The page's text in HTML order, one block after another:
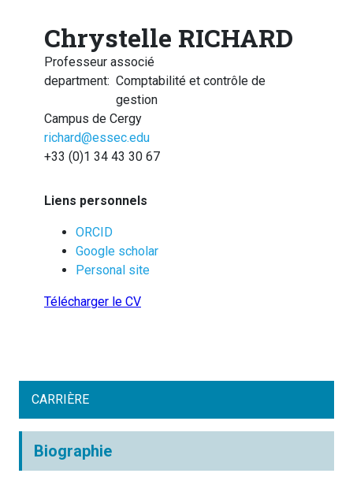
Chrystelle RICHARD
Professeur associé
department: Comptabilité et contrôle de
gestion
Campus de Cergy
richard@essec.edu
+33 (0)1 34 43 30 67
Liens personnels
ORCID
Google scholar
Personal site
Télécharger le CV
CARRIÈRE
Biographie